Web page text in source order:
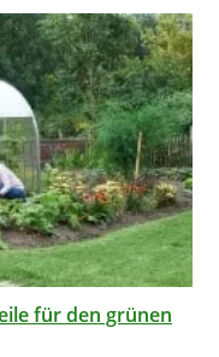
für den grünen